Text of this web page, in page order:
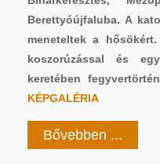
Berettyóújfaluba. A
meneteltek a
koszorúzással és
keretében
KÉPGALÉRIA
Bővebben ...